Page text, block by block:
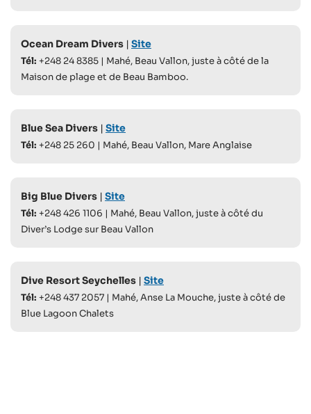
Ocean Dream Divers | Site
Tél: +248 24 8385 | Mahé, Beau Vallon, juste à côté de la
Maison de plage et de Beau Bamboo.
Blue Sea Divers | Site
Tél: +248 25 260 | Mahé, Beau Vallon, Mare Anglaise
Big Blue Divers | Site
Tél: +248 426 1106 | Mahé, Beau Vallon, juste à côté du
Diver’s Lodge sur Beau Vallon
Dive Resort Seychelles | Site
Tél: +248 437 2057 | Mahé, Anse La Mouche, juste à côté de
Blue Lagoon Chalets